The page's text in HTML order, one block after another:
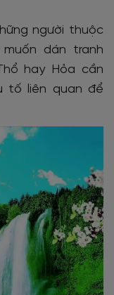
người thuộc
muốn dán tranh
hay Hỏa cần
tố liên quan để